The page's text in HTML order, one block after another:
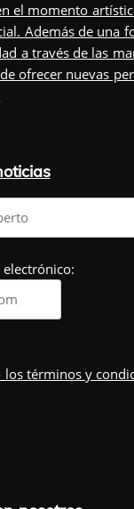
el momento
Además de una
a través de las
ofrecer nuevas
los términos y